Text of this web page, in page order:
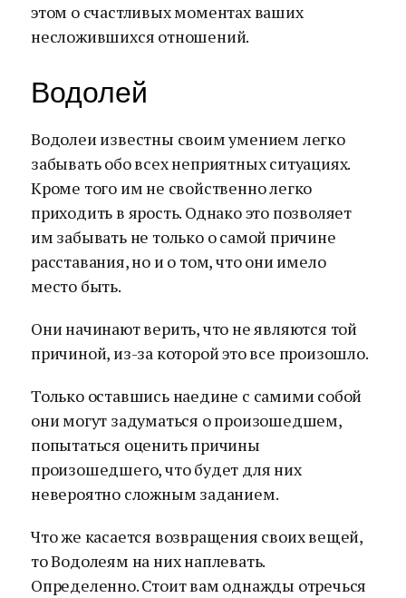
этом о счастливых моментах ваших
несложившихся отношений.
Водолей
Водолеи известны своим умением легко
забывать обо всех неприятных ситуациях.
Кроме того им не свойственно легко
приходить в ярость. Однако это позволяет
им забывать не только о самой причине
расставания, но и о том, что они имело
место быть.
Они начинают верить, что не являются той
причиной, из-за которой это все произошло.
Только оставшись наедине с самими собой
они могут задуматься о произошедшем,
попытаться оценить причины
произошедшего, что будет для них
невероятно сложным заданием.
Что же касается возвращения своих вещей,
то Водолеям на них наплевать.
Определенно. Стоит вам однажды отречься